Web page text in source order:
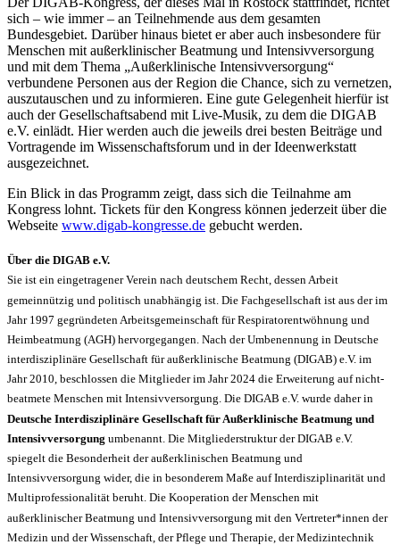
sich – wie immer – an Teilnehmende aus dem gesamten
Bundesgebiet. Darüber hinaus bietet er aber auch insbesondere für
Menschen mit außerklinischer Beatmung und Intensivversorgung
und mit dem Thema „Außerklinische Intensivversorgung“
verbundene Personen aus der Region die Chance, sich zu vernetzen,
auszutauschen und zu informieren. Eine gute Gelegenheit hierfür ist
auch der Gesellschaftsabend mit Live-Musik, zu dem die DIGAB
e.V. einlädt. Hier werden auch die jeweils drei besten Beiträge und
Vortragende im Wissenschaftsforum und in der Ideenwerkstatt
ausgezeichnet.
Ein Blick in das Programm zeigt, dass sich die Teilnahme am
Kongress lohnt. Tickets für den Kongress können jederzeit über die
Webseite www.digab-kongresse.de gebucht werden.
Über die DIGAB e.V.
Sie ist ein eingetragener Verein nach deutschem Recht, dessen Arbeit
gemeinnützig und politisch unabhängig ist. Die Fachgesellschaft ist aus der im
Jahr 1997 gegründeten Arbeitsgemeinschaft für Respiratorentwöhnung und
Heimbeatmung (AGH) hervorgegangen. Nach der Umbenennung in Deutsche
interdisziplinäre Gesellschaft für außerklinische Beatmung (DIGAB) e.V. im
Jahr 2010, beschlossen die Mitglieder im Jahr 2024 die Erweiterung auf nicht-
beatmete Menschen mit Intensivversorgung. Die DIGAB e.V. wurde daher in
Deutsche Interdisziplinäre Gesellschaft für Außerklinische Beatmung und
Intensivversorgung umbenannt. Die Mitgliederstruktur der DIGAB e.V.
spiegelt die Besonderheit der außerklinischen Beatmung und
Intensivversorgung wider, die in besonderem Maße auf Interdisziplinarität und
Multiprofessionalität beruht. Die Kooperation der Menschen mit
außerklinischer Beatmung und Intensivversorgung mit den Vertreter*innen der
Medizin und der Wissenschaft, der Pflege und Therapie, der Medizintechnik